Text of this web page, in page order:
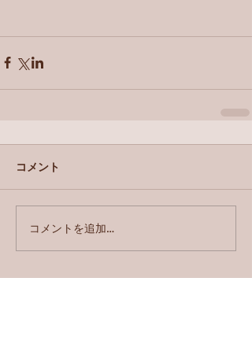
コメント
コメントを追加…